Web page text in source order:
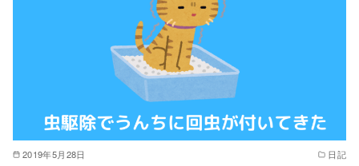
2019年5月28日 日記